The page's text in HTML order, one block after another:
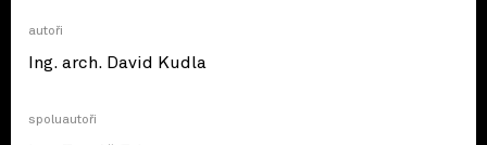
autoři
Ing. arch. David Kudla
spoluautoři